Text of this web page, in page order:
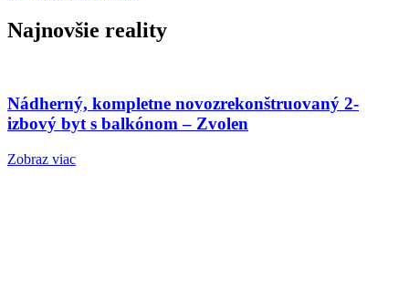
Najnovšie reality
Nádherný, kompletne novozrekonštruovaný 2-
izbový byt s balkónom – Zvolen
Zobraz viac